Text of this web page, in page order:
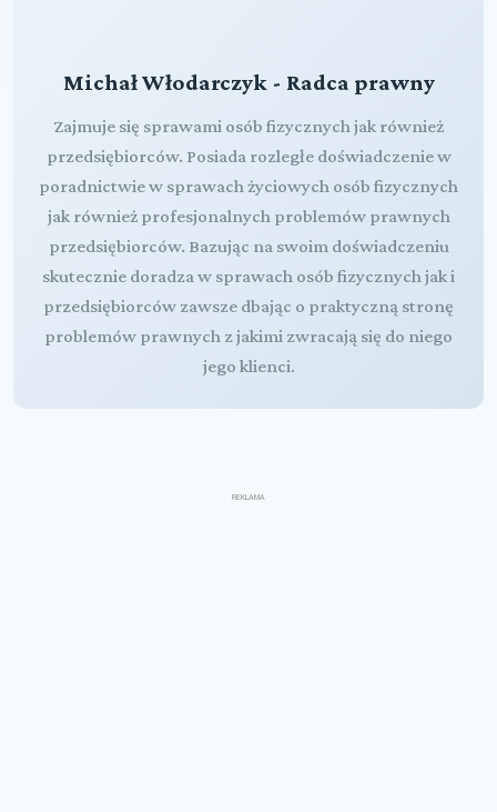
Michał Włodarczyk - Radca prawny
Zajmuje się sprawami osób fizycznych jak również
przedsiębiorców. Posiada rozległe doświadczenie w
poradnictwie w sprawach życiowych osób fizycznych
jak również profesjonalnych problemów prawnych
przedsiębiorców. Bazując na swoim doświadczeniu
skutecznie doradza w sprawach osób fizycznych jak i
przedsiębiorców zawsze dbając o praktyczną stronę
problemów prawnych z jakimi zwracają się do niego
jego klienci.
REKLAMA